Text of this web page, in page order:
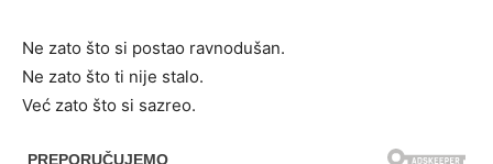
Ne zato što si postao ravnodušan.
Ne zato što ti nije stalo.
Već zato što si sazreo.